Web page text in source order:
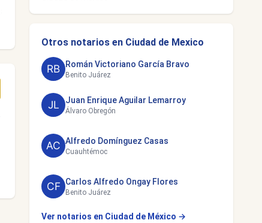
Otros notarios en Ciudad de Mexico
Román Victoriano García Bravo
Benito Juárez
Juan Enrique Aguilar Lemarroy
Álvaro Obregón
Alfredo Domínguez Casas
Cuauhtémoc
Carlos Alfredo Ongay Flores
Benito Juárez
Ver notarios en Ciudad de México →